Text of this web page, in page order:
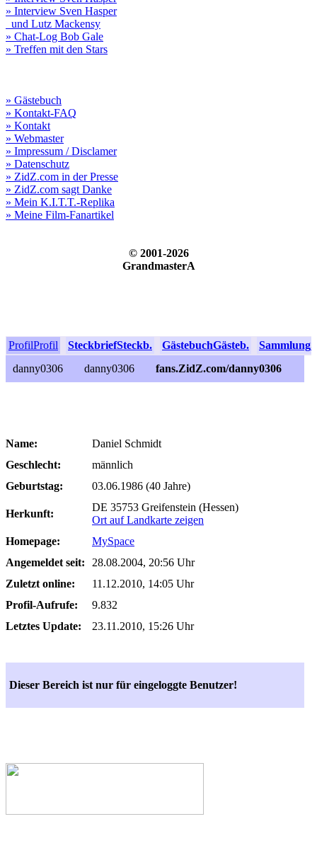
» Interview Sven Hasper
und Lutz Mackensy
» Chat-Log Bob Gale
» Treffen mit den Stars
» Gästebuch
» Kontakt-FAQ
» Kontakt
» Webmaster
» Impressum / Disclamer
» Datenschutz
» ZidZ.com in der Presse
» ZidZ.com sagt Danke
» Mein K.I.T.T.-Replika
» Meine Film-Fanartikel
© 2001-2026
GrandmasterA
ProfilProfil SteckbriefSteckb. GästebuchGästeb. Sammlung
danny0306
danny0306 fans.ZidZ.com/danny0306
Name:
Daniel Schmidt
Geschlecht:
männlich
Geburtstag:
03.06.1986 (40 Jahre)
Herkunft:
DE 35753 Greifenstein (Hessen)
Ort auf Landkarte zeigen
Homepage:
MySpace
Angemeldet seit:
28.08.2004, 20:56 Uhr
Zuletzt online:
11.12.2010, 14:05 Uhr
Profil-Aufrufe:
9.832
Letztes Update:
23.11.2010, 15:26 Uhr
Dieser Bereich ist nur für eingeloggte Benutzer!